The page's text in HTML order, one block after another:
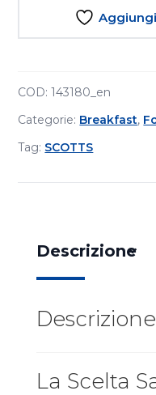
COD:143180_en
Categorie: Breakfast,
Tag: SCOTTS
Descrizione
Descrizione
La Scelta